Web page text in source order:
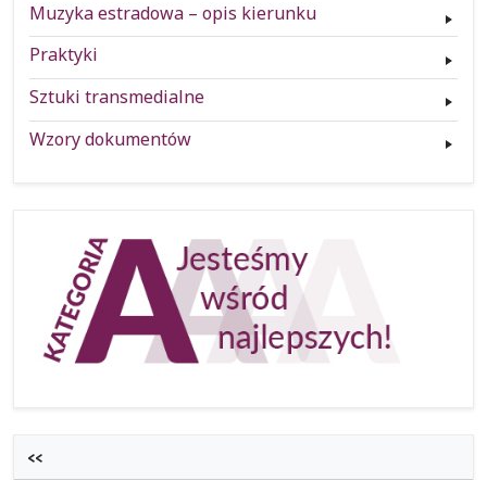
Muzyka estradowa – opis kierunku
Praktyki
Sztuki transmedialne
Wzory dokumentów
<<